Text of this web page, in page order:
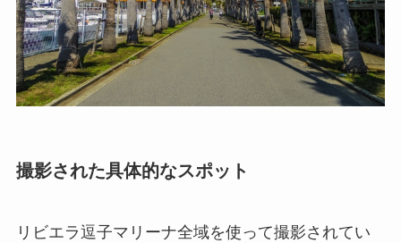
撮影された具体的なスポット
リビエラ逗子マリーナ全域を使って撮影されてい